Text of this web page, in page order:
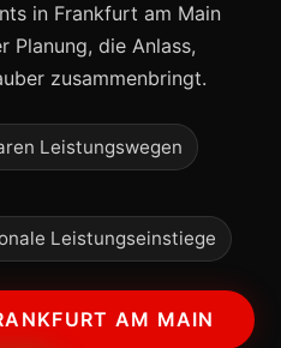
in Frankfurt am Main
Planung, die Anlass,
zusammenbringt.
Leistungswegen
Leistungseinstiege
AM MAIN